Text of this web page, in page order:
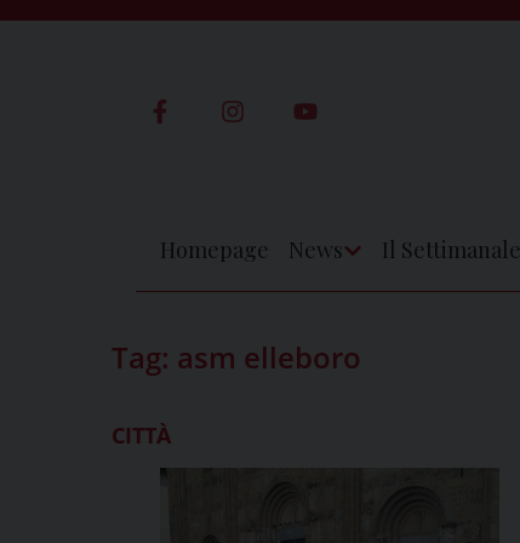
Homepage News Il Settimanale
Tag: asm elleboro
CITTÀ